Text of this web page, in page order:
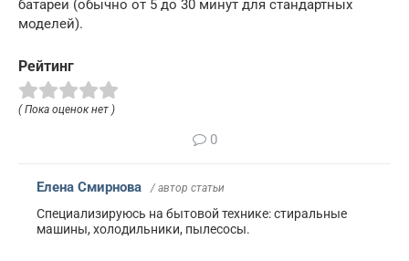
батареи (обычно от 5 до 30 минут для стандартных
моделей).
Рейтинг
( Пока оценок нет )
0
Елена Смирнова / автор статьи
Специализируюсь на бытовой технике: стиральные
машины, холодильники, пылесосы.